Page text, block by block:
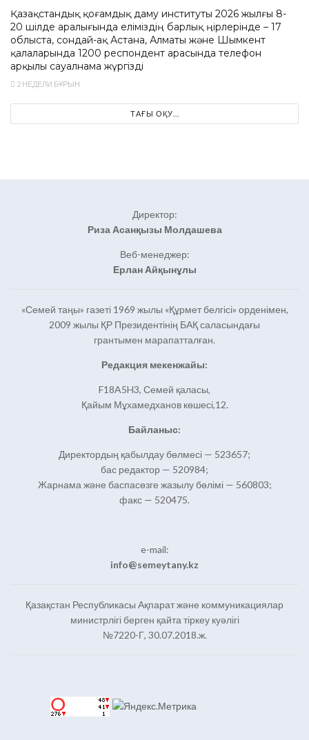
Қазақстандық қоғамдық даму институты 2026 жылғы 8-
20 шілде аралығында еліміздің барлық өңірлерінде – 17
облыста, сондай-ақ Астана, Алматы және Шымкент
қалаларында 1200 респондент арасында телефон
арқылы сауалнама жүргізді
2 НЕДЕЛИ БҰРЫН
ТАҒЫ ОҚУ...
Директор:
Риза Асанқызы Молдашева
Веб-менеджер:
Ерлан Айқынұлы
«Семей таңы» газеті 1969 жылы «Құрмет белгісі» орденімен,
2009 жылы ҚР Президентінің БАҚ саласындағы
грантымен марапатталған.
Редакция мекенжайы:
F18A5H3, Семей қаласы,
Қайым Мұхамедханов көшесі,12.
Байланыс:
Директордың қабылдау бөлмесі — 523657;
бас редактор — 520984;
Жарнама және баспасөзге жазылу бөлімі — 560803;
факс — 520475.
e-mail:
info@semeytany.kz
Қазақстан Республикасы Ақпарат және коммуникациялар
министрлігі берген қайта тіркеу куәлігі
№7220-Г, 30.07.2018.ж.